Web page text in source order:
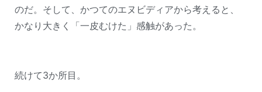
のだ。そして、かつてのエヌビディアから考えると、
かなり大きく「一皮むけた」感触があった。
続けて3か所目。